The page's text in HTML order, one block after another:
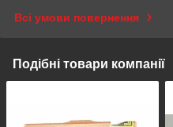
Всі умови повернення
Подібні товари компанії